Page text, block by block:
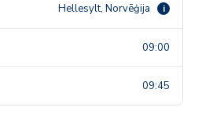
Hellesylt, Norvēģija i
09:00
09:45